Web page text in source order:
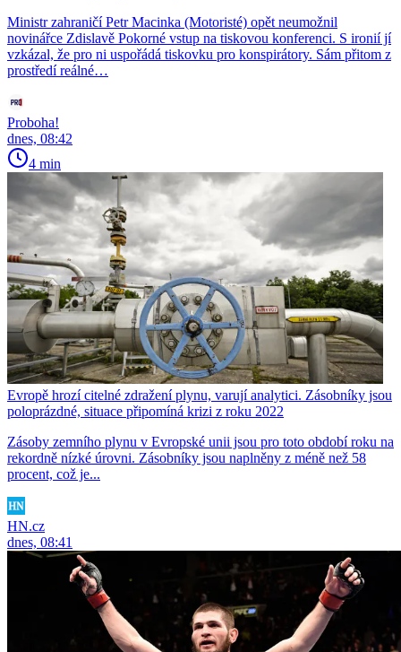
Ministr zahraničí Petr Macinka (Motoristé) opět neumožnil
novinářce Zdislavě Pokorné vstup na tiskovou konferenci. S ironií jí
vzkázal, že pro ni uspořádá tiskovku pro konspirátory. Sám přitom z
prostředí reálné…
Proboha!
dnes, 08:42
4 min
Evropě hrozí citelné zdražení plynu, varují analytici. Zásobníky jsou
poloprázdné, situace připomíná krizi z roku 2022
Zásoby zemního plynu v Evropské unii jsou pro toto období roku na
rekordně nízké úrovni. Zásobníky jsou naplněny z méně než 58
procent, což je...
HN.cz
dnes, 08:41